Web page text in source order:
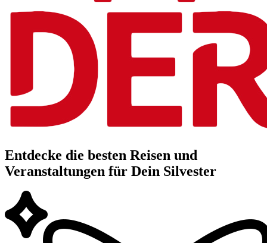
Entdecke die besten Reisen und
Veranstaltungen für Dein Silvester